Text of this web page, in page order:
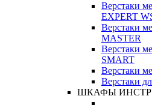
Верстаки
EXPERT
Верстаки
MASTER
Верстаки
SMART
Верстаки
Верстаки
ШКАФЫ